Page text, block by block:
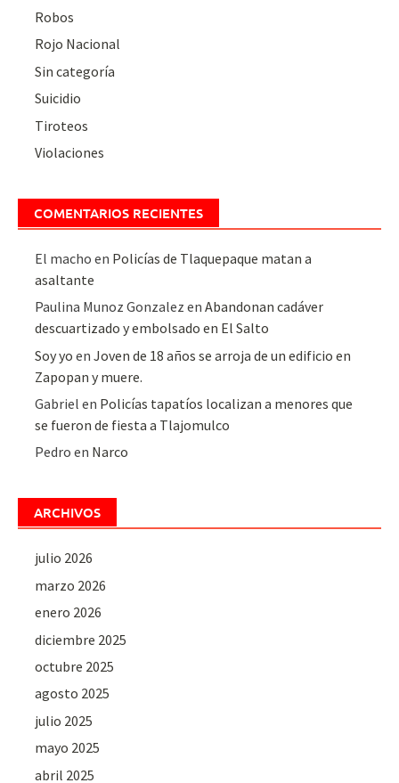
Robos
Rojo Nacional
Sin categoría
Suicidio
Tiroteos
Violaciones
COMENTARIOS RECIENTES
El macho en Policías de Tlaquepaque matan a
asaltante
Paulina Munoz Gonzalez enAbandonan cadáver
descuartizado y embolsado en El Salto
Soy yo enJoven de 18 años se arroja de un edificio en
Zapopan y muere.
Gabriel en Policías tapatíos localizan a menores que
se fueron de fiesta a Tlajomulco
Pedro en Narco
ARCHIVOS
julio 2026
marzo 2026
enero 2026
diciembre 2025
octubre 2025
agosto 2025
julio 2025
mayo 2025
abril 2025